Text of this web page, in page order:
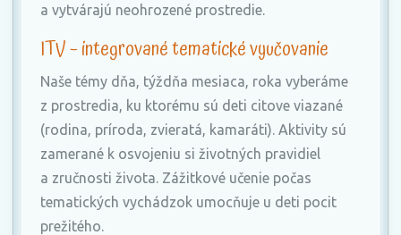
a vytvárajú neohrozené prostredie.
ITV – integrované tematické vyučovanie
Naše témy dňa, týždňa mesiaca, roka vyberáme
z prostredia, ku ktorému sú deti citove viazané
(rodina, príroda, zvieratá, kamaráti). Aktivity sú
zamerané k osvojeniu si životných pravidiel
a zručnosti života. Zážitkové učenie počas
tematických vychádzok umocňuje u deti pocit
prežitého.